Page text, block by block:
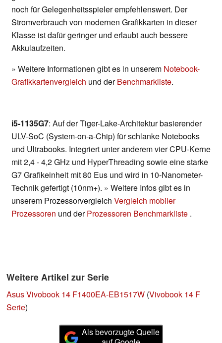
noch für Gelegenheitsspieler empfehlenswert. Der
Stromverbrauch von modernen Grafikkarten in dieser
Klasse ist dafür geringer und erlaubt auch bessere
Akkulaufzeiten.
» Weitere Informationen gibt es in unserem Notebook-
Grafikkartenvergleich und derBenchmarkliste.
i5-1135G7: Auf der Tiger-Lake-Architektur basierender
ULV-SoC (System-on-a-Chip) für schlanke Notebooks
und Ultrabooks. Integriert unter anderem vier CPU-Kerne
mit 2,4 - 4,2 GHz und HyperThreading sowie eine starke
G7 Grafikeinheit mit 80 Eus und wird in 10-Nanometer-
Technik gefertigt (10nm+). » Weitere Infos gibt es in
unserem Prozessorvergleich Vergleich mobiler
Prozessoren und derProzessoren Benchmarkliste .
Weitere Artikel zur Serie
Asus Vivobook 14 F1400EA-EB1517W (Vivobook 14 F
Serie)
Als bevorzugte Quelle